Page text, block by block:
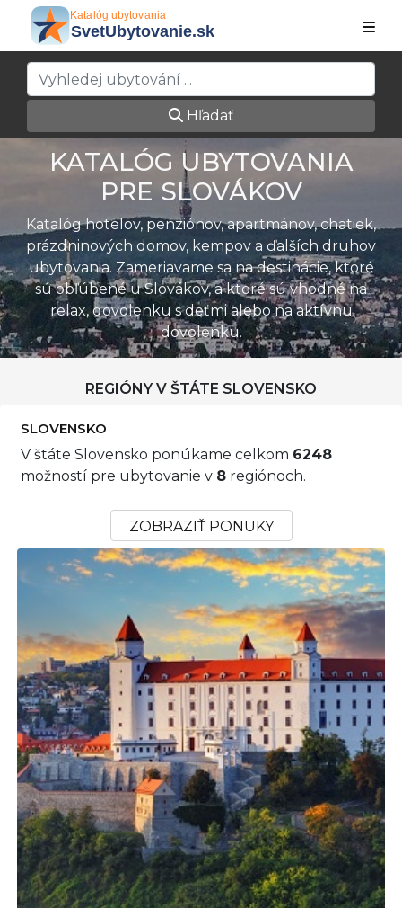
Hľadať
KATALÓG UBYTOVANIA
PRE SLOVÁKOV
Katalóg hotelov, penziónov, apartmánov, chatiek,
prázdninových domov, kempov a ďalších druhov
ubytovania. Zameriavame sa na destinácie, ktoré
sú obľúbené u Slovákov, a ktoré sú vhodné na
relax, dovolenku s deťmi alebo na aktívnu
dovolenku.
REGIÓNY V ŠTÁTE SLOVENSKO
SLOVENSKO
V štáte Slovensko ponúkame celkom 6248
možností pre ubytovanie v 8 regiónoch.
ZOBRAZIŤ PONUKY